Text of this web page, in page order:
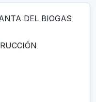
DEL BIOGAS